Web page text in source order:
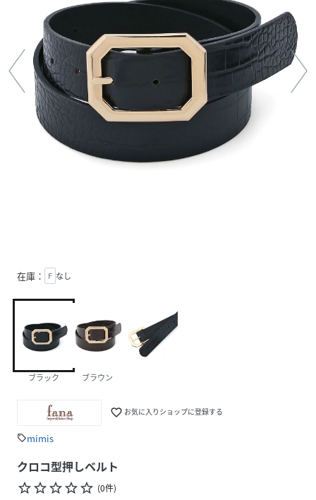
在庫： F なし
ブラック ブラウン
favorite_border お気に入りショップに登録する
sellmimis
クロコ型押しベルト
star_borderstar_borderstar_borderstar_borderstar_border (0件)